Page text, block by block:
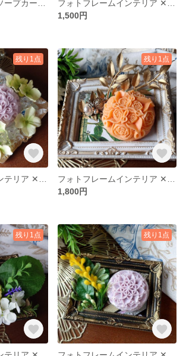
1,500円
残り1点 残り1点
1,800円
残り1点 残り1点